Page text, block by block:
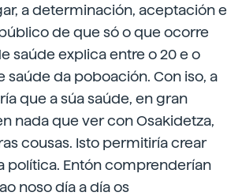
a determinación, aceptación e
de que só o que ocorre
saúde explica entre o 20 e o
saúde da poboación. Con iso, a
que a súa saúde, en gran
nada que ver con Osakidetza,
cousas. Isto permitiría crear
política. Entón comprenderían
noso día a día os